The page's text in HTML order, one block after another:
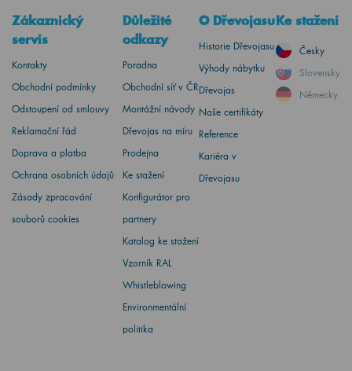
Zákaznický
servis
Kontakty
Obchodní podmínky
Odstoupení od smlouvy
Reklamační řád
Doprava a platba
Ochrana osobních údajů
Zásady zpracování
souborů cookies
Důležité
odkazy
Poradna
Obchodní síť v ČR
Montážní návody
Dřevojas na míru
Prodejna
Ke stažení
Konfigurátor pro
partnery
Katalog ke stažení
Vzorník RAL
Whistleblowing
Environmentální
politika
O Dřevojasu
Historie Dřevojasu
Výhody nábytku
Dřevojas
Naše certifikáty
Reference
Kariéra v
Dřevojasu
Ke stažení
Česky
Slovensky
Německy